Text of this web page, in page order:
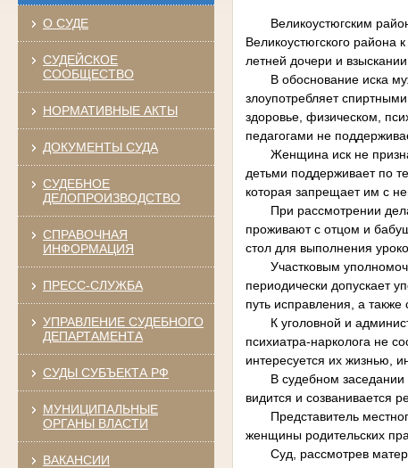
О СУДЕ
СУДЕЙСКОЕ
СООБЩЕСТВО
НОРМАТИВНЫЕ АКТЫ
ДОКУМЕНТЫ СУДА
СУДЕБНОЕ
ДЕЛОПРОИЗВОДСТВО
СПРАВОЧНАЯ
ИНФОРМАЦИЯ
ПРЕСС-СЛУЖБА
УПРАВЛЕНИЕ СУДЕБНОГО
ДЕПАРТАМЕНТА
СУДЫ СУБЪЕКТА РФ
МУНИЦИПАЛЬНЫЕ
ОРГАНЫ ВЛАСТИ
ВАКАНСИИ
Великоустюгским
Великоустюгского района
летней дочери и
В обоснование иска
злоупотребляет
здоровье, физическом,
педагогами не
Женщина иск не
детьми поддерживает по
которая запрещает им с
При рассмотрении дела
проживают с отцом и
стол для выполнения
Участковым
периодически допускает
путь исправления, а
К уголовной и
психиатра-нарколога не
интересуется их жизнью,
В судебном заседании
видится и созванивается
Представитель
женщины родительских
Суд, рассмотрев